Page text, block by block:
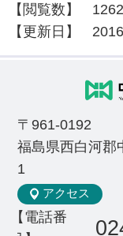
【閲覧数】
1262
【更新日】
〒961-0192
福島県西白河郡
1
アクセス
【電話番